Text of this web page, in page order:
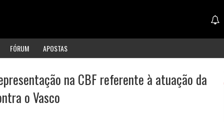
FÓRUM APOSTAS
na CBF referente à atuação da
o Vasco